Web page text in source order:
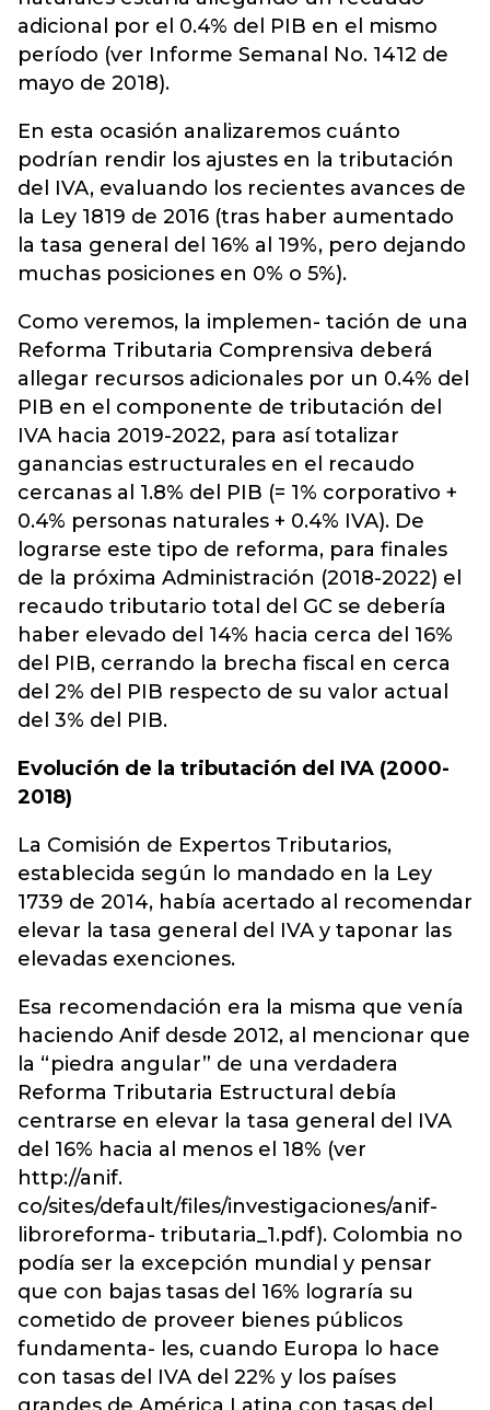
adicional por el 0.4% del PIB en el mismo
período (ver Informe Semanal No. 1412 de
mayo de 2018).
En esta ocasión analizaremos cuánto
podrían rendir los ajustes en la tributación
del IVA, evaluando los recientes avances de
la Ley 1819 de 2016 (tras haber aumentado
la tasa general del 16% al 19%, pero dejando
muchas posiciones en 0% o 5%).
Como veremos, la implemen- tación de una
Reforma Tributaria Comprensiva deberá
allegar recursos adicionales por un 0.4% del
PIB en el componente de tributación del
IVA hacia 2019-2022, para así totalizar
ganancias estructurales en el recaudo
cercanas al 1.8% del PIB (= 1% corporativo +
0.4% personas naturales + 0.4% IVA). De
lograrse este tipo de reforma, para finales
de la próxima Administración (2018-2022) el
recaudo tributario total del GC se debería
haber elevado del 14% hacia cerca del 16%
del PIB, cerrando la brecha fiscal en cerca
del 2% del PIB respecto de su valor actual
del 3% del PIB.
Evolución de la tributación del IVA (2000-
2018)
La Comisión de Expertos Tributarios,
establecida según lo mandado en la Ley
1739 de 2014, había acertado al recomendar
elevar la tasa general del IVA y taponar las
elevadas exenciones.
Esa recomendación era la misma que venía
haciendo Anif desde 2012, al mencionar que
la “piedra angular” de una verdadera
Reforma Tributaria Estructural debía
centrarse en elevar la tasa general del IVA
del 16% hacia al menos el 18% (ver
http://anif.
co/sites/default/files/investigaciones/anif-
libroreforma- tributaria_1.pdf). Colombia no
podía ser la excepción mundial y pensar
que con bajas tasas del 16% lograría su
cometido de proveer bienes públicos
fundamenta- les, cuando Europa lo hace
con tasas del IVA del 22% y los países